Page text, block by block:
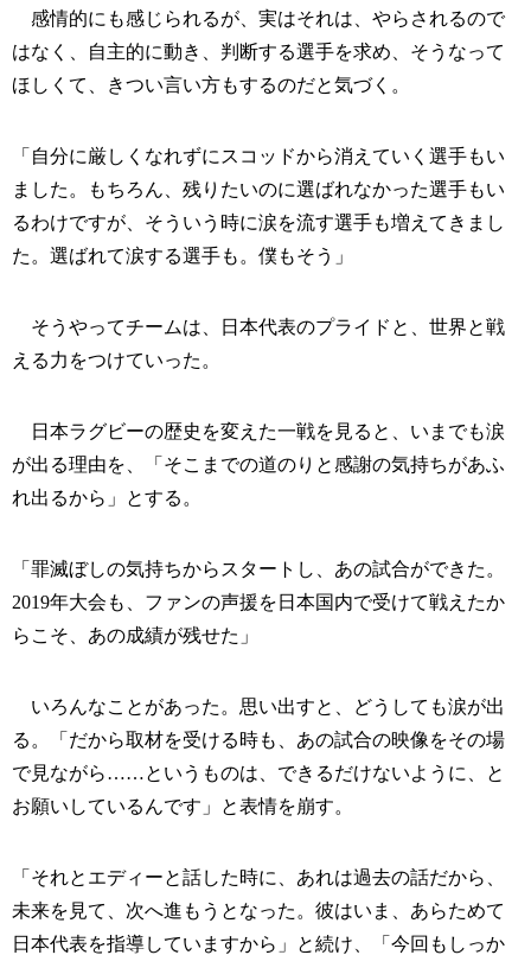
感情的にも感じられるが、実はそれは、やらされるので
はなく、自主的に動き、判断する選手を求め、そうなって
ほしくて、きつい言い方もするのだと気づく。
「自分に厳しくなれずにスコッドから消えていく選手もい
ました。もちろん、残りたいのに選ばれなかった選手もい
るわけですが、そういう時に涙を流す選手も増えてきまし
た。選ばれて涙する選手も。僕もそう」
そうやってチームは、日本代表のプライドと、世界と戦
える力をつけていった。
日本ラグビーの歴史を変えた一戦を見ると、いまでも涙
が出る理由を、「そこまでの道のりと感謝の気持ちがあふ
れ出るから」とする。
「罪滅ぼしの気持ちからスタートし、あの試合ができた。
2019年大会も、ファンの声援を日本国内で受けて戦えたか
らこそ、あの成績が残せた」
いろんなことがあった。思い出すと、どうしても涙が出
る。「だから取材を受ける時も、あの試合の映像をその場
で見ながら……というものは、できるだけないように、と
お願いしているんです」と表情を崩す。
「それとエディーと話した時に、あれは過去の話だから、
未来を見て、次へ進もうとなった。彼はいま、あらためて
日本代表を指導していますから」と続け、「今回もしっか